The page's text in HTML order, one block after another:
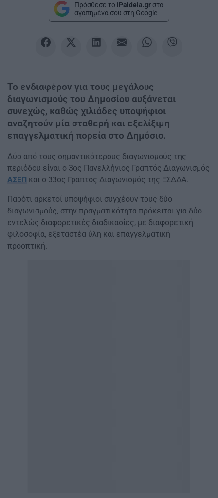
Πρόσθεσε το iPaideia.gr στα
αγαπημένα σου στη Google
Το ενδιαφέρον για τους μεγάλους
διαγωνισμούς του Δημοσίου αυξάνεται
συνεχώς, καθώς χιλιάδες υποψήφιοι
αναζητούν μία σταθερή και εξελίξιμη
επαγγελματική πορεία στο Δημόσιο.
Δύο από τους σημαντικότερους διαγωνισμούς της
περιόδου είναι ο 3ος Πανελλήνιος Γραπτός Διαγωνισμός
ΑΣΕΠ και ο 33ος Γραπτός Διαγωνισμός της ΕΣΔΔΑ.
Παρότι αρκετοί υποψήφιοι συγχέουν τους δύο
διαγωνισμούς, στην πραγματικότητα πρόκειται για δύο
εντελώς διαφορετικές διαδικασίες, με διαφορετική
φιλοσοφία, εξεταστέα ύλη και επαγγελματική
προοπτική.